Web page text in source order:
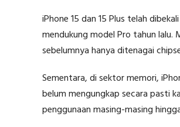
iPhone 15 dan 15 Plus telah
mendukung model Pro tahun lalu.
sebelumnya hanya ditenagai
Sementara, di sektor memori,
belum mengungkap secara pasti
penggunaan masing-masing